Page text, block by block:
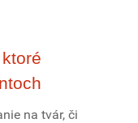
na tvár, či